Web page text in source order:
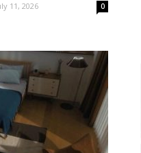
11, 2026 0